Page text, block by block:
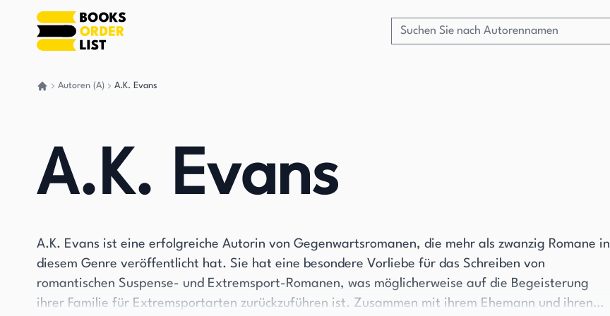
Autoren (A) A.K. Evans
A.K. Evans
A.K. Evans ist eine erfolgreiche Autorin von Gegenwartsromanen, die mehr als zwanzig Romane in
diesem Genre veröffentlicht hat. Sie hat eine besondere Vorliebe für das Schreiben von
romantischen Suspense- und Extremsport-Romanen, was möglicherweise auf die Begeisterung
ihrer Familie für Extremsportarten zurückzuführen ist. Zusammen mit ihrem Ehemann und ihren